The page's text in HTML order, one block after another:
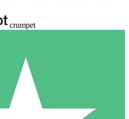
crumpet